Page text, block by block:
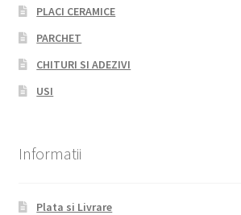
PLACI CERAMICE
PARCHET
CHITURI SI ADEZIVI
USI
Informatii
Plata si Livrare